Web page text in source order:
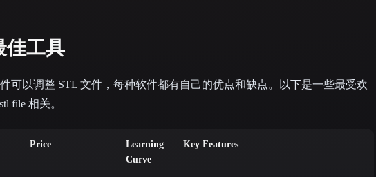
佳工具
可以调整 STL 文件，每种软件都有自己的优点和缺点。以下是一些最受欢
file 相关。
Price
Learning
Curve
Key Features